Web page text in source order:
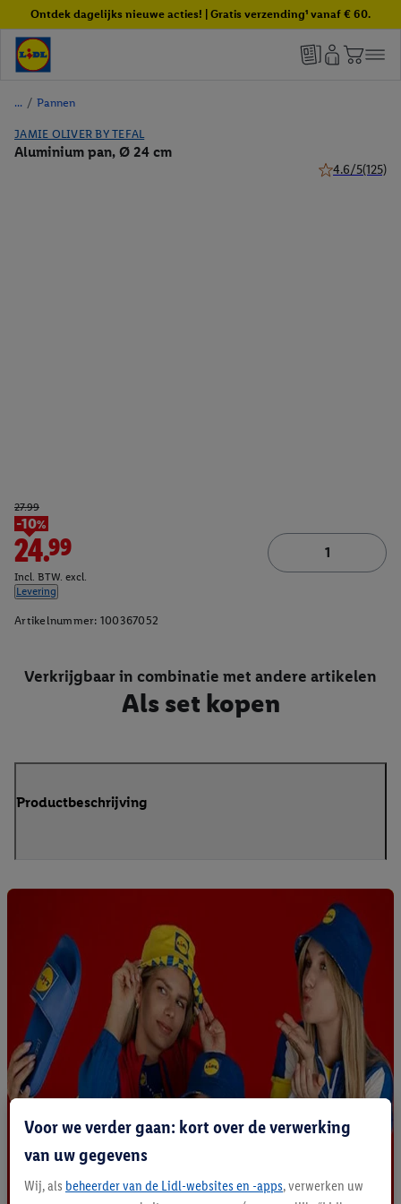
Ontdek dagelijks nieuwe acties! | Gratis verzending¹ vanaf € 60.
/ Pannen
JAMIE OLIVER BY TEFAL
Aluminium pan, Ø 24 cm
4.6/5(125)
27.99
-10%
24.99
Incl. BTW. excl.
Levering
Artikelnummer: 100367052
Verkrijgbaar in combinatie met andere artikelen
Als set kopen
Productbeschrijving
Voor we verder gaan: kort over de verwerking
van uw gegevens
Wij, als beheerder van de Lidl-websites en -apps, verwerken uw